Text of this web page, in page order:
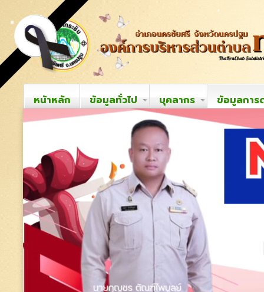
หน้าหลัก ข้อมูลทั่วไป บุคลากร ข้อมูลการ